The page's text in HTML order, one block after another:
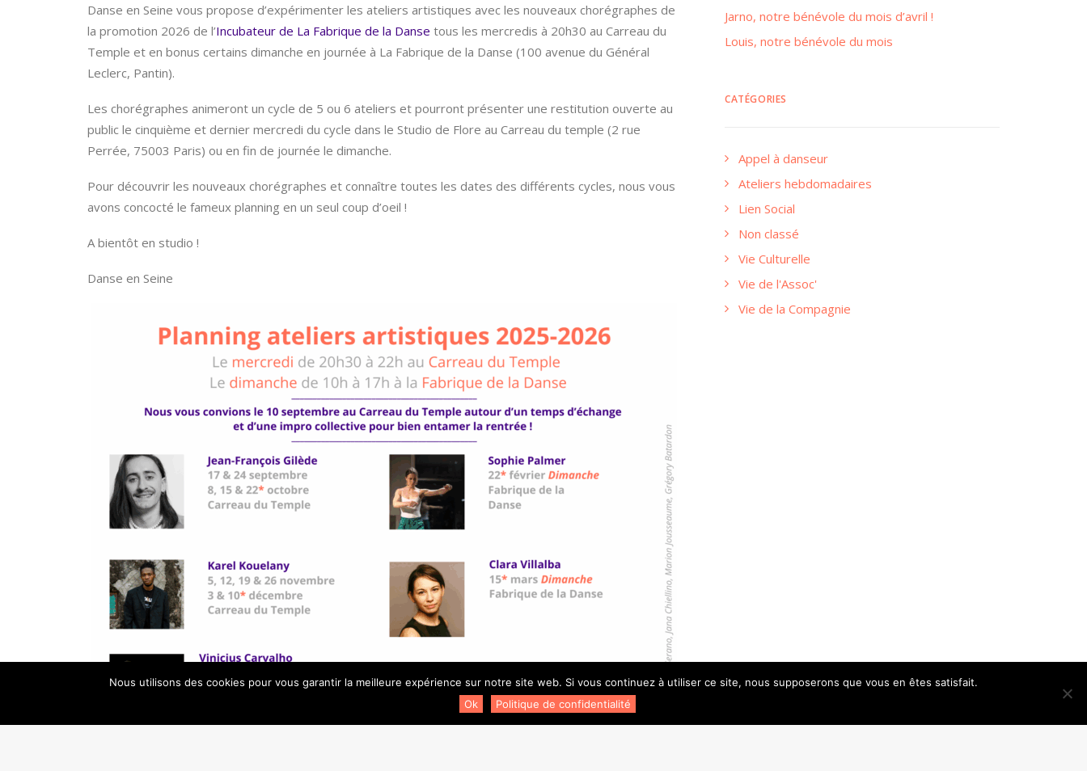
Danse en Seine vous propose d’expérimenter les ateliers artistiques avec les nouveaux chorégraphes de
la promotion 2026 de l’Incubateur de La Fabrique de la Danse tous les mercredis à 20h30 au Carreau du
Temple et en bonus certains dimanche en journée à La Fabrique de la Danse (100 avenue du Général
Leclerc, Pantin).
Les chorégraphes animeront un cycle de 5 ou 6 ateliers et pourront présenter une restitution ouverte au
public le cinquième et dernier mercredi du cycle dans le Studio de Flore au Carreau du temple (2 rue
Perrée, 75003 Paris) ou en fin de journée le dimanche.
Pour découvrir les nouveaux chorégraphes et connaître toutes les dates des différents cycles, nous vous
avons concocté le fameux planning en un seul coup d’oeil !
A bientôt en studio !
Danse en Seine
Jarno, notre bénévole du mois d’avril !
Louis, notre bénévole du mois
CATÉGORIES
Appel à danseur
Ateliers hebdomadaires
Lien Social
Non classé
Vie Culturelle
Vie de l'Assoc'
Vie de la Compagnie
Nous utilisons des cookies pour vous garantir la meilleure expérience sur notre site web. Si vous continuez à utiliser ce site, nous supposerons que vous en êtes satisfait.
Ok
Politique de confidentialité